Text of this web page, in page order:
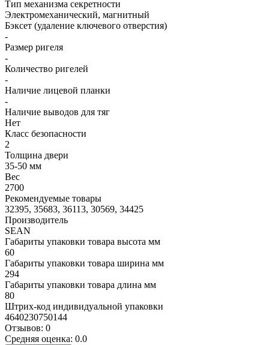
Тип механизма секретности
Электромеханический, магнитный
Бэксет (удаление ключевого отверстия)
-
Размер ригеля
-
Количество ригелей
-
Наличие лицевой планки
-
Наличие выводов для тяг
Нет
Класс безопасности
2
Толщина двери
35-50 мм
Вес
2700
Рекомендуемые товары
32395, 35683, 36113, 30569, 34425
Производитель
SEAN
Габариты упаковки товара высота мм
60
Габариты упаковки товара ширина мм
294
Габариты упаковки товара длина мм
80
Штрих-код индивидуальной упаковки
4640230750144
Отзывов: 0
Средняя оценка: 0.0